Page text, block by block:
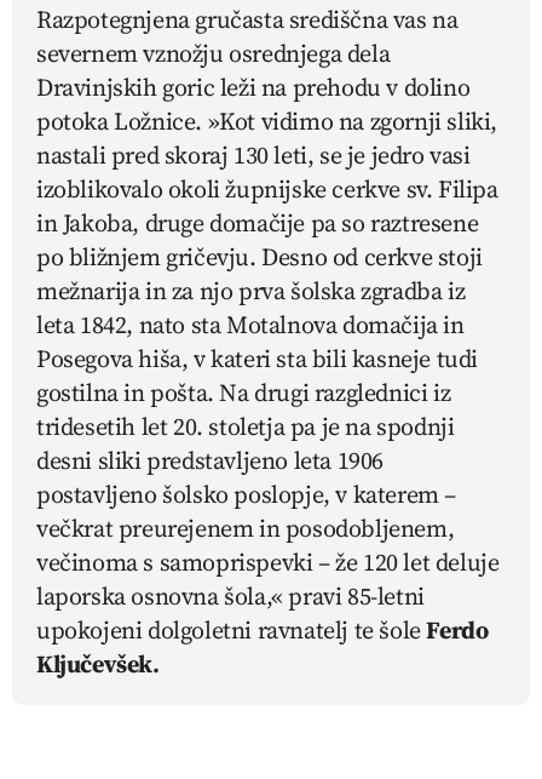
Razpotegnjena gručasta središčna vas na
severnem vznožju osrednjega dela
Dravinjskih goric leži na prehodu v dolino
potoka Ložnice. »Kot vidimo na zgornji sliki,
nastali pred skoraj 130 leti, se je jedro vasi
izoblikovalo okoli župnijske cerkve sv. Filipa
in Jakoba, druge domačije pa so raztresene
po bližnjem gričevju. Desno od cerkve stoji
mežnarija in za njo prva šolska zgradba iz
leta 1842, nato sta Motalnova domačija in
Posegova hiša, v kateri sta bili kasneje tudi
gostilna in pošta. Na drugi razglednici iz
tridesetih let 20. stoletja pa je na spodnji
desni sliki predstavljeno leta 1906
postavljeno šolsko poslopje, v katerem –
večkrat preurejenem in posodobljenem,
večinoma s samoprispevki – že 120 let deluje
laporska osnovna šola,« pravi 85-letni
upokojeni dolgoletni ravnatelj te šoleFerdo
Ključevšek.